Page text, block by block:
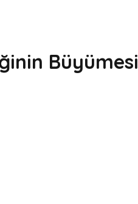
Büyümesi